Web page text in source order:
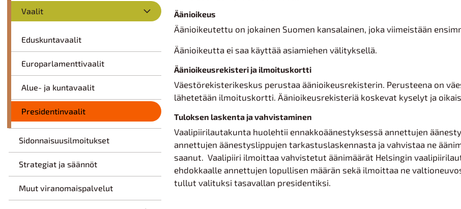
Vaalit
Eduskuntavaalit
Europarlamenttivaalit
Alue- ja kuntavaalit
Presidentinvaalit
Sidonnaisuusilmoitukset
Strategiat ja säännöt
Muut viranomaispalvelut
Äänioikeus
Äänioikeutettu on jokainen Suomen kansalainen, joka viimeistään
Äänioikeutta ei saa käyttää asiamiehen välityksellä.
Äänioikeusrekisteri ja ilmoituskortti
Väestörekisterikeskus perustaa äänioikeusrekisterin. Perusteena on
lähetetään ilmoituskortti. Äänioikeusrekisteriä koskevat kyselyt ja
Tuloksen laskenta ja vahvistaminen
Vaalipiirilautakunta huolehtii ennakkoäänestyksessä annettujen
annettujen äänestyslippujen tarkastuslaskennasta ja vahvistaa ne
saanut. Vaalipiiri ilmoittaa vahvistetut äänimäärät Helsingin
ehdokkaalle annettujen lopullisen määrän sekä ilmoittaa ne
tullut valituksi tasavallan presidentiksi.